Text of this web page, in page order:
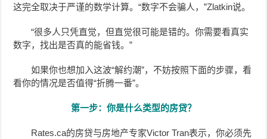
这完全取决于严谨的数学计算。“数字不会骗人，”Zlatkin说。
“很多人只凭直觉，但直觉很可能是错的。你需要看真实
数字，找出是否真的能省钱。”
如果你也想加入这波“解约潮”，不妨按照下面的步骤，看
看你的情况是否值得“折腾一番”。
第一步：你是什么类型的房贷？
Rates.ca的房贷与房地产专家Victor Tran表示，你必须先